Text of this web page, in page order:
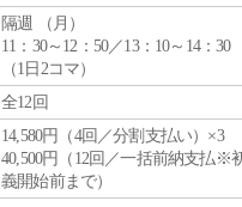
隔週 （ 月 ）
11：30～12：50／13：10～14：30
（1日2コマ）
全12回
14,580円（4回／分割支払い）×3
40,500円（12回／一括前納支払※
義開始前まで）